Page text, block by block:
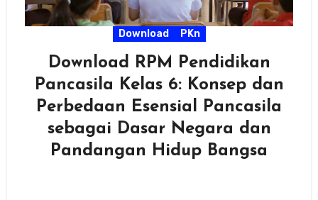
Download PKn
Download RPM Pendidikan
Pancasila Kelas 6: Konsep dan
Perbedaan Esensial Pancasila
sebagai Dasar Negara dan
Pandangan Hidup Bangsa